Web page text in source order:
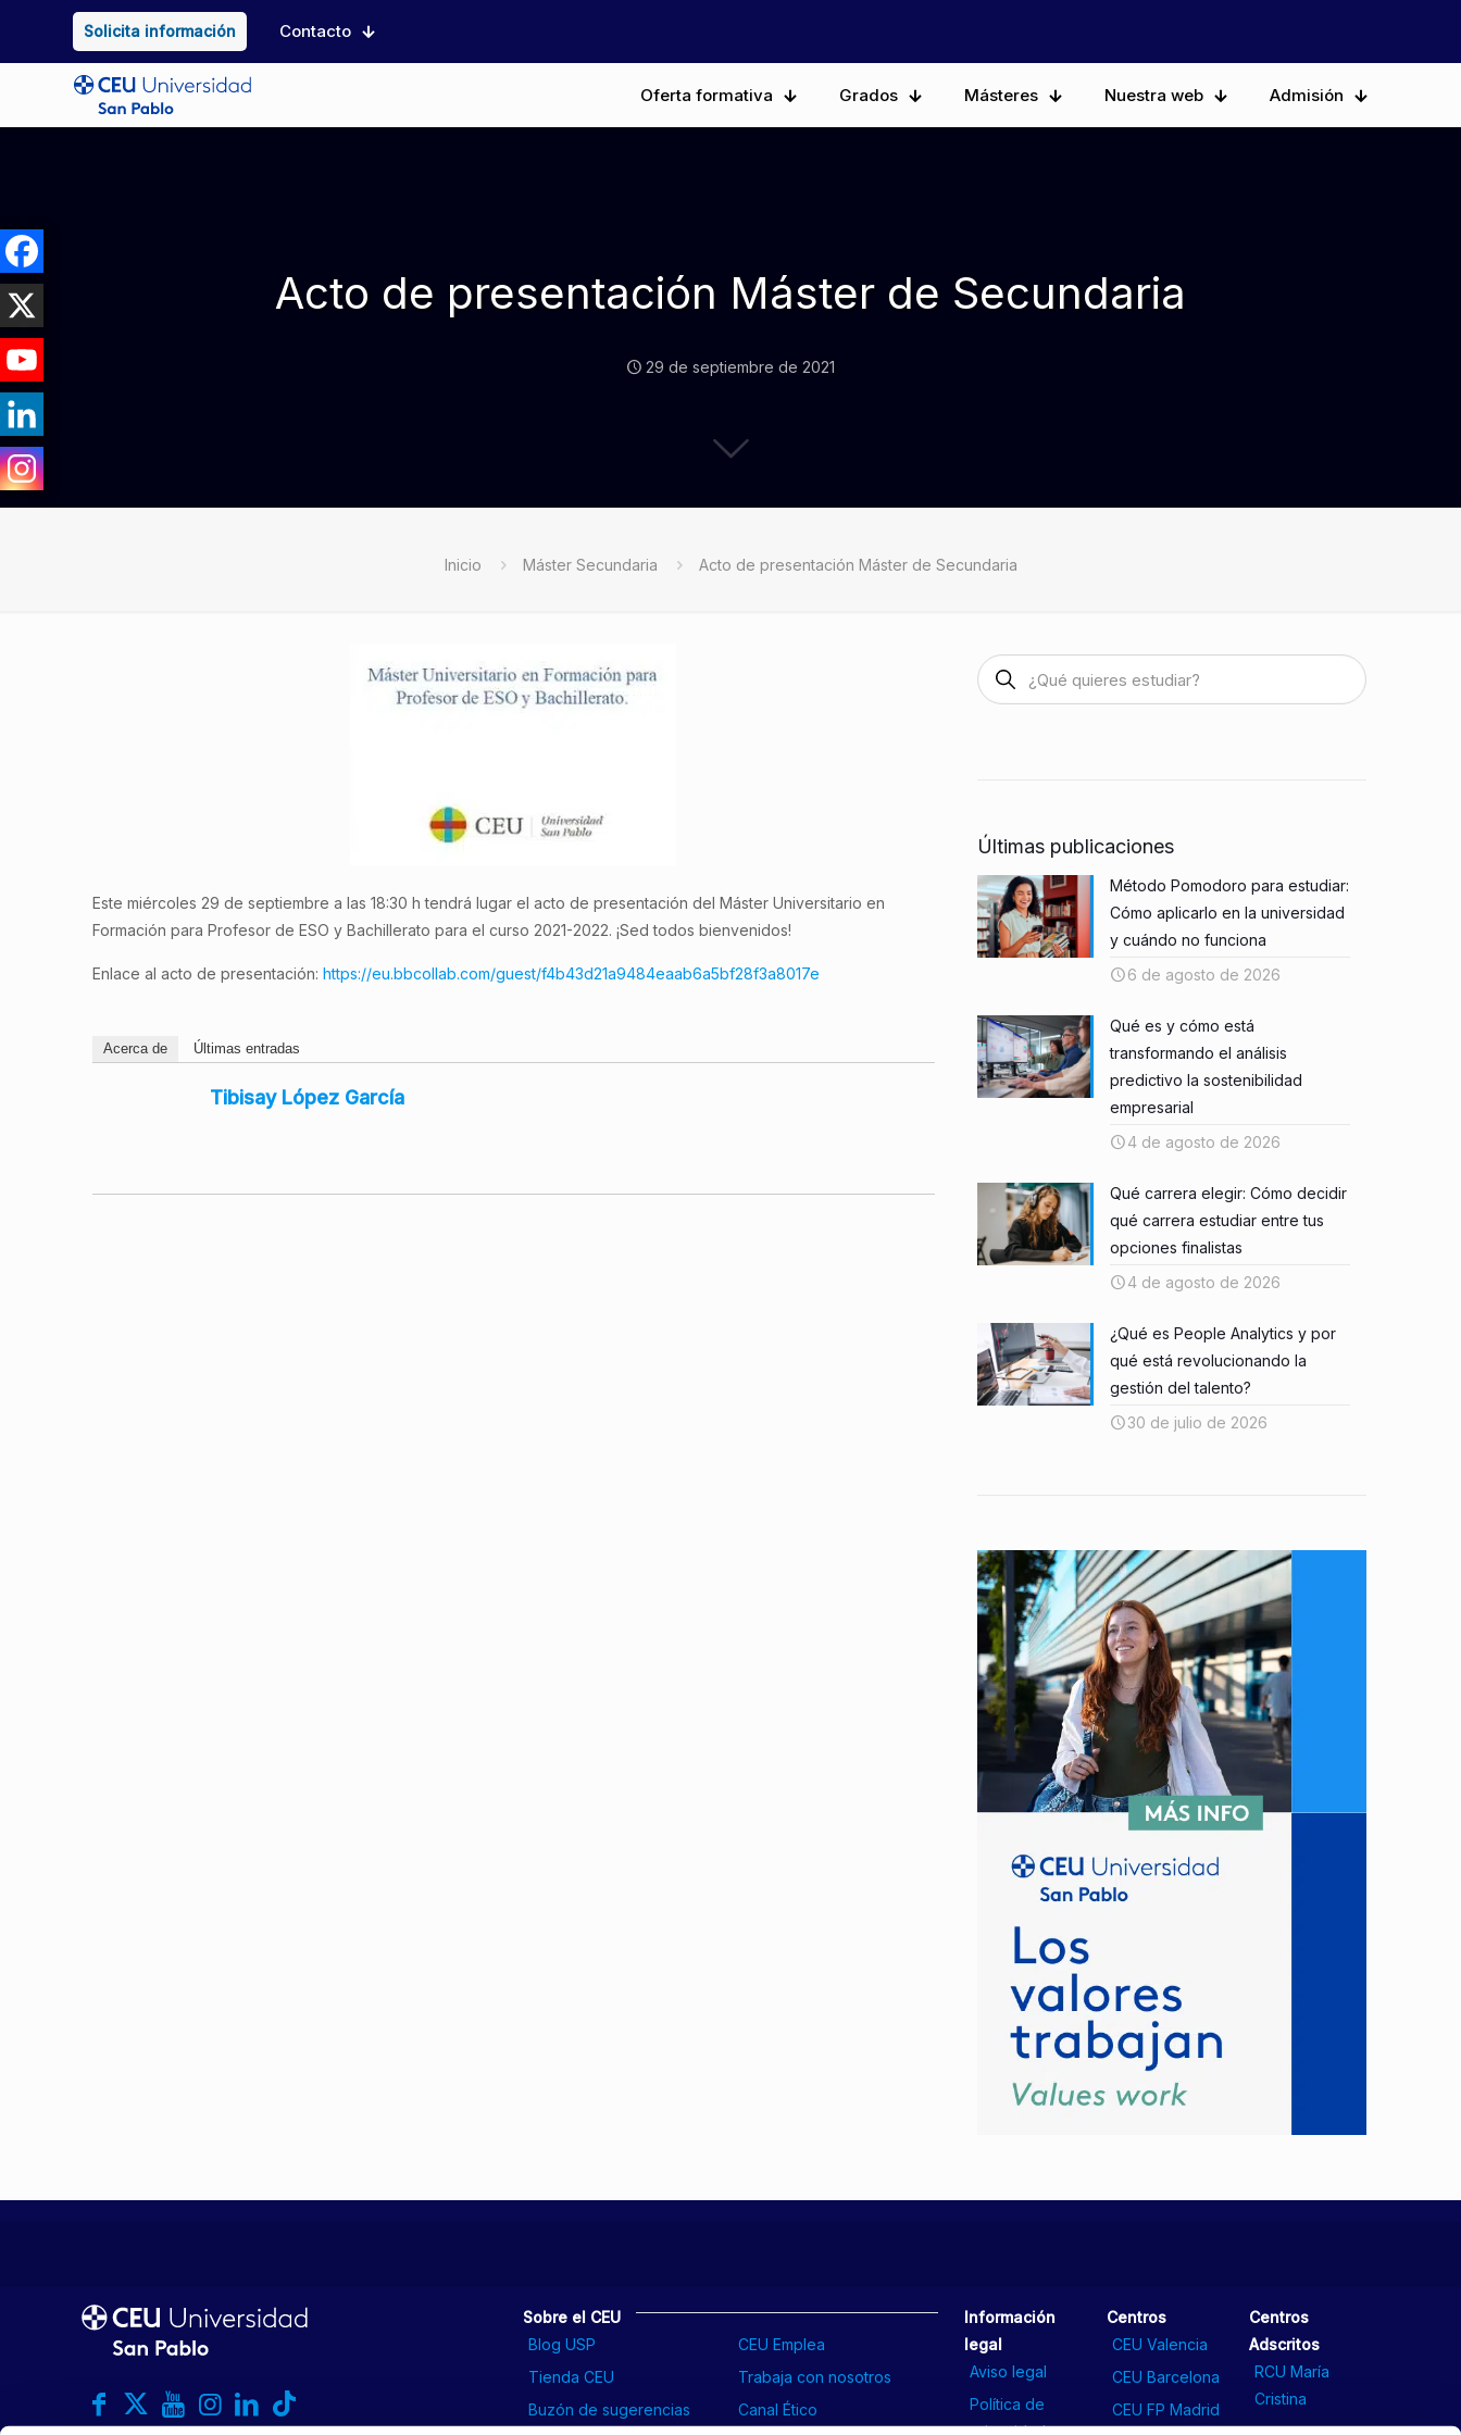
Solicita información Contacto
Oferta formativa Grados Másteres Nuestra web Admisión
Acto de presentación Máster de Secundaria
29 de septiembre de 2021
Inicio Máster Secundaria Acto de presentación Máster de Secundaria
Este miércoles 29 de septiembre a las 18:30 h tendrá lugar el acto de presentación del Máster Universitario en
Formación para Profesor de ESO y Bachillerato para el curso 2021-2022. ¡Sed todos bienvenidos!
Enlace al acto de presentación:https://eu.bbcollab.com/guest/f4b43d21a9484eaab6a5bf28f3a8017e
Acerca de Últimas entradas
Tibisay López García
Últimas publicaciones
Método Pomodoro para estudiar:
Cómo aplicarlo en la universidad
y cuándo no funciona
6 de agosto de 2026
Qué es y cómo está
transformando el análisis
predictivo la sostenibilidad
empresarial
4 de agosto de 2026
Qué carrera elegir: Cómo decidir
qué carrera estudiar entre tus
opciones finalistas
4 de agosto de 2026
¿Qué es People Analytics y por
qué está revolucionando la
gestión del talento?
30 de julio de 2026
Sobre el CEU
Blog USP
CEU Emplea
Tienda CEU
Trabaja con nosotros
Buzón de sugerencias
Canal Ético
Información
legal
Aviso legal
Política de
privacidad
Centros
CEU Valencia
CEU Barcelona
CEU FP Madrid
Centros
Adscritos
RCU María
Cristina